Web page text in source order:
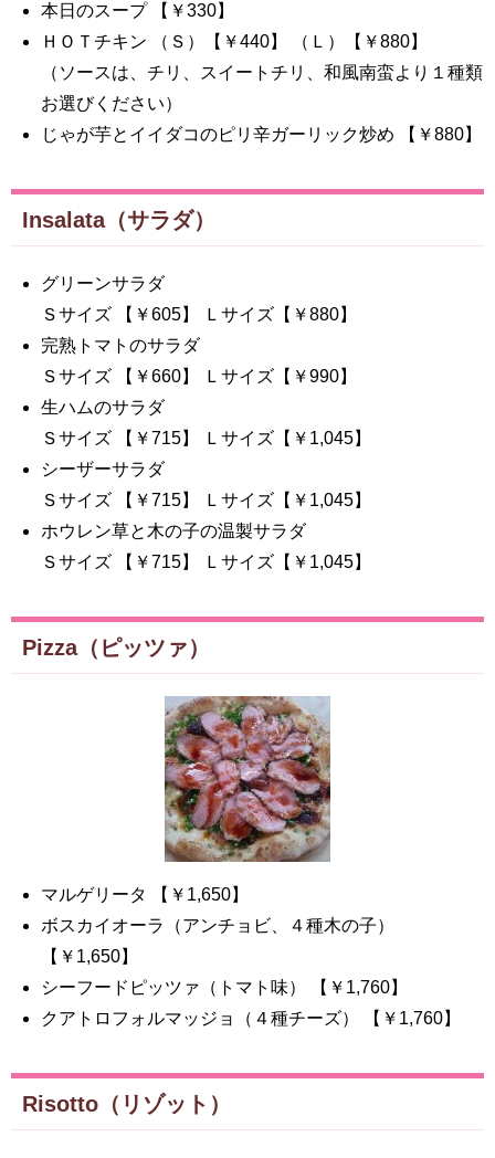
本日のスープ 【￥330】
ＨＯＴチキン （Ｓ）【￥440】 （Ｌ）【￥880】
（ソースは、チリ、スイートチリ、和風南蛮より１種類
お選びください）
じゃが芋とイイダコのピリ辛ガーリック炒め 【￥880】
Insalata（サラダ）
グリーンサラダ
Ｓサイズ 【￥605】 Ｌサイズ【￥880】
完熟トマトのサラダ
Ｓサイズ 【￥660】 Ｌサイズ【￥990】
生ハムのサラダ
Ｓサイズ 【￥715】 Ｌサイズ【￥1,045】
シーザーサラダ
Ｓサイズ 【￥715】 Ｌサイズ【￥1,045】
ホウレン草と木の子の温製サラダ
Ｓサイズ 【￥715】 Ｌサイズ【￥1,045】
Pizza（ピッツァ）
マルゲリータ 【￥1,650】
ボスカイオーラ（アンチョビ、４種木の子）
【￥1,650】
シーフードピッツァ（トマト味） 【￥1,760】
クアトロフォルマッジョ（４種チーズ） 【￥1,760】
Risotto（リゾット）